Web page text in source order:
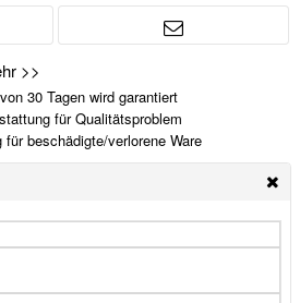
>>
30 Tagen wird garantiert
für Qualitätsproblem
beschädigte/verlorene Ware